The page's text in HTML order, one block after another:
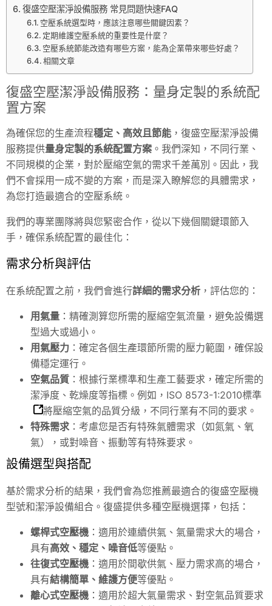
復盛空壓潔淨設備服務 常見問題快速FAQ
空壓系統選型時，應該注意哪些關鍵因素？
定期維護空壓系統的重要性是什麼？
空壓系統節能改造有哪些方案，能為企業帶來哪些好處？
相關文章
復盛空壓潔淨設備服務：量身定製的系統配
置方案
為確保您的生產流程穩定、高效且節能 ，復盛空壓潔淨設備
服務提供量身定製的系統配置方案 。我們深知，不同行業、
不同規模的企業，對於壓縮空氣的需求千差萬別。因此，我
們不會採用一成不變的方案，而是深入瞭解您的具體需求，
為您打造最適合的空壓系統。
我們的專業團隊將與您緊密合作，從以下幾個關鍵環節入
手，確保系統配置的最佳化：
需求分析與評估
在系統配置之前，我們會進行詳細的需求分析 ，評估您的：
用氣量 ：精確測算您所需的壓縮空氣流量，避免設備選
型過大或過小。
用氣壓力 ：確定各個生產環節所需的壓力範圍，確保設
備穩定運行。
空氣品質 ：根據行業標準和生產工藝要求，確定所需的
潔淨度、乾燥度等指標。例如， ISO 8573-1:2010標準
將壓縮空氣的品質分級，不同行業有不同的要求。
特殊需求 ：考慮您是否有特殊氣體需求（如氮氣、氧
氣），或對噪音、振動等有特殊要求。
設備選型與搭配
基於需求分析的結果，我們會為您推薦最適合的復盛空壓機
型號和潔淨設備組合。復盛提供多種空壓機選擇，包括：
螺桿式空壓機 ：適用於連續供氣、氣量需求大的場合，
具有高效、穩定、噪音低等優點。
往復式空壓機 ：適用於間歇供氣、壓力需求高的場合，
具有結構簡單、維護方便等優點。
離心式空壓機 ：適用於超大氣量需求、對空氣品質要求